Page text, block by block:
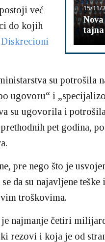
15/11/
tajna
već
do kojih
su potrošila
ugovoru“ i
su ugovorila i
pet godina,
pre nego što je
da su najavljene teške
troškovima.
najmanje četiri
rezovi i koja je od